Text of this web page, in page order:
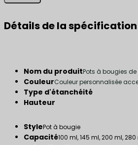
Détails de la spécification
Nom du produitPots à bougies de
CouleurCouleur personnalisée
Type d'étanchéité
Hauteur
StylePot à bougie
Capacité100 ml, 145 ml, 200 ml,